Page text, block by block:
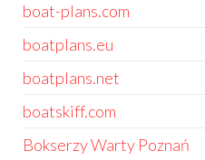
boat-plans.com
boatplans.eu
boatplans.net
boatskiff.com
Bokserzy Warty Poznań